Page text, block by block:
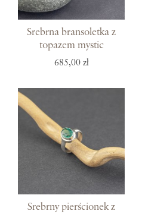
Srebrna bransoletka z
topazem mystic
685,00 zł
Srebrny pierścionek z